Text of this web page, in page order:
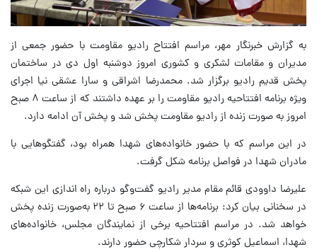
به گزارش خبرنگار مهر، مراسم افتتاح رادیو مقاومت با حضور جمعی از
مدیران و مقامات لشکری و کشوری امروز دوشنبه اول دی در ساختمان
پخش قدیم رادیو برگزار شد. محمدرضا اشراقی و سارا عشقی نیا اجرای
ویژه برنامه افتتاحیه رادیو مقاومت را بر عهده داشتند که از ساعت ۸ صبح
امروز به صورت زنده از رادیو مقاومت پخش شد و پخش آن ادامه دارد.
در این مراسم که با حضور خانواده‌های شهدا همراه بود، گفتگوهایی با
مادران شهدا در فواصل برنامه شکل گرفت.
علیرضا داوودی قائم مقام مدیر رادیو گفت‌وگو درباره راه اندازی این شبکه
در سخنانی بیان کرد: برنامه‌ها از ساعت ۶ صبح تا ۲۲ به‌صورت زنده پخش
خواهد شد. در مراسم افتتاحیه برخی از نمایندگان مجلس، خانواده‌های
شهدا، اسماعیل کوثری و سردار شکارچی حضور دارند.